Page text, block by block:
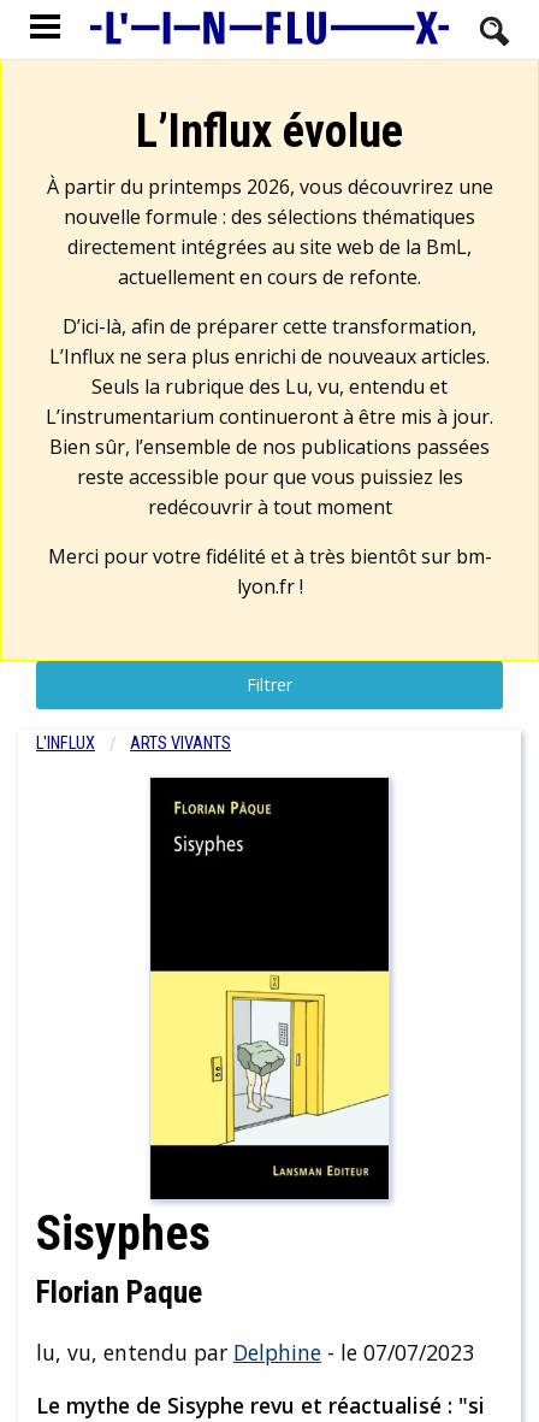
L’Influx évolue
À partir du printemps 2026, vous découvrirez une
nouvelle formule : des sélections thématiques
directement intégrées au site web de la BmL,
actuellement en cours de refonte.
D’ici-là, afin de préparer cette transformation,
L’Influx ne sera plus enrichi de nouveaux articles.
Seuls la rubrique des Lu, vu, entendu et
L’instrumentarium continueront à être mis à jour.
Bien sûr, l’ensemble de nos publications passées
reste accessible pour que vous puissiez les
redécouvrir à tout moment
Merci pour votre fidélité et à très bientôt sur bm-
lyon.fr!
Filtrer
L'INFLUX ARTS VIVANTS
Sisyphes
Florian Paque
lu, vu, entendu par Delphine - le 07/07/2023
Le mythe de Sisyphe revu et réactualisé : "si